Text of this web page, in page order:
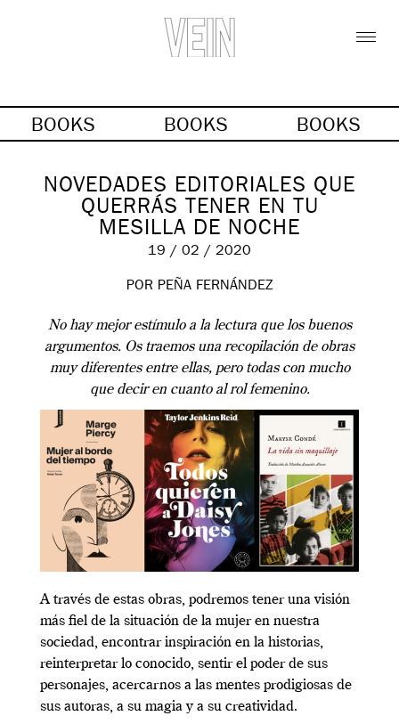
BOOKS BOOKS BOOKS
NOVEDADES EDITORIALES QUE
QUERRÁS TENER EN TU
MESILLA DE NOCHE
19 / 02 / 2020
POR PEÑA FERNÁNDEZ
No hay mejor estímulo a la lectura que los buenos
argumentos. Os traemos una recopilación de obras
muy diferentes entre ellas, pero todas con mucho
que decir en cuanto al rol femenino.
A través de estas obras, podremos tener una visión
más fiel de la situación de la mujer en nuestra
sociedad, encontrar inspiración en la historias,
reinterpretar lo conocido, sentir el poder de sus
personajes, acercarnos a las mentes prodigiosas de
sus autoras, a su magia y a su creatividad.